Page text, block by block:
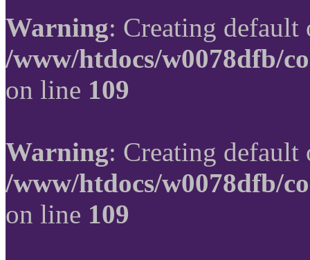
Warning: Creating
/www/htdocs/w0078dfb/
on line 109
Warning: Creating
/www/htdocs/w0078dfb/
on line 109